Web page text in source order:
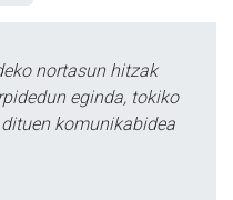
nortasun hitzak
eginda, tokiko
komunikabidea